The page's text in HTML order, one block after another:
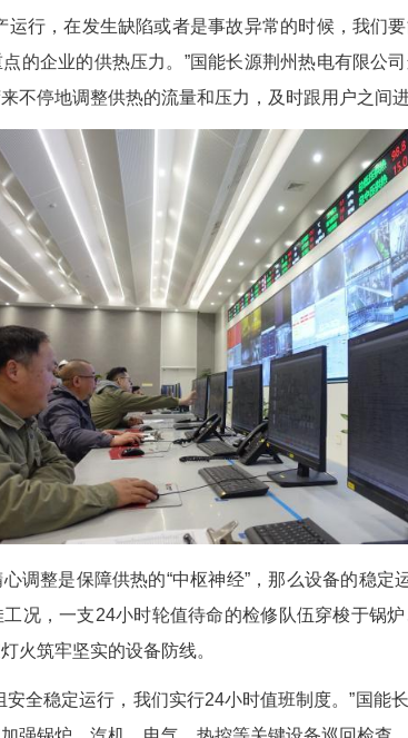
电有限公司坐落于荆州经开区，距离
万家团圆时，这里的集中控制室内却
家不仅要确保电力输出平稳并入网，
生产运行，在发生缺陷或者是事故
一些重点的企业的供热压力。”国能
组负荷来不停地调整供热的流量和压